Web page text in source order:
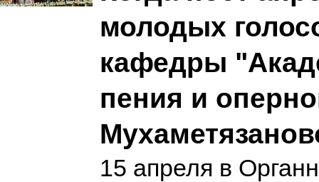
молодых
кафедры
пения и
15 апреля в